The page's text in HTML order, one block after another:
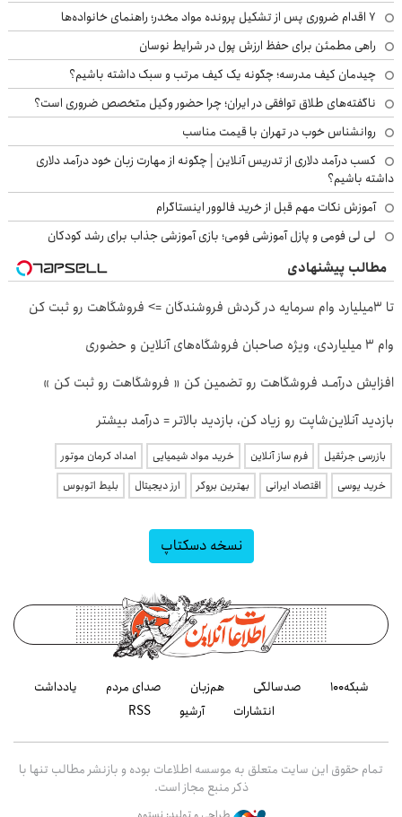
۷ اقدام ضروری پس از تشکیل پرونده مواد مخدر؛ راهنمای خانواده‌ها
راهی مطمئن برای حفظ ارزش پول در شرایط نوسان
چیدمان کیف مدرسه؛ چگونه یک کیف مرتب و سبک داشته باشیم؟
ناگفته‌های طلاق توافقی در ایران؛ چرا حضور وکیل متخصص ضروری است؟
روانشناس خوب در تهران با قیمت مناسب
کسب درآمد دلاری از تدریس آنلاین | چگونه از مهارت زبان خود درآمد دلاری
داشته باشیم؟
آموزش نکات مهم قبل از خرید فالوور اینستاگرام
لی لی فومی و پازل آموزشی فومی؛ بازی آموزشی جذاب برای رشد کودکان
مطالب پیشنهادی
تا 3میلیارد وام سرمایه در گردش فروشندگان => فروشگاهت رو ثبت کن
وام ۳ میلیاردی، ویژه صاحبان فروشگاه‌های آنلاین و حضوری
افزایش درآمـد فروشگاهت رو تضمین کن « فروشگاهت رو ثبت کن »
بازدید آنلاین‌شاپت رو زیاد کن، بازدید بالاتر = درآمد بیشتر
بازرسی جرثقیل فرم ساز آنلاین خرید مواد شیمیایی
امداد کرمان موتور
خرید یوسی
اقتصاد ایرانی بهترین بروکر ارز دیجیتال بلیط اتوبوس
نسخه دسکتاپ
شبکه۱۰۰ صدسالگی هم‌زبان صدای مردم
یادداشت
انتشارات
آرشیو RSS
تمام حقوق این سایت متعلق به موسسه اطلاعات بوده و بازنشر مطالب تنها با
ذکر منبع مجاز است.